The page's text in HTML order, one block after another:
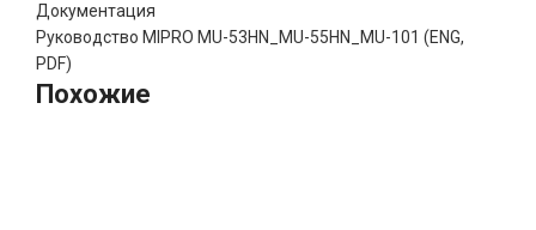
Документация
Руководство MIPRO MU-53HN_MU-55HN_MU-101 (ENG,
PDF)
Похожие